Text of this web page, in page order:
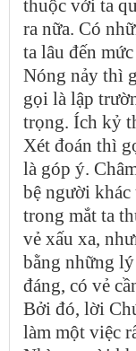
thuộc với ta
ra nữa. Có
ta lâu đến
Nóng nảy thì
gọi là lập
trọng. Ích kỷ
Xét đoán thì
là góp ý.
bệ người
trong mắt ta
vẻ xấu xa,
bằng những
đáng, có vẻ
Bởi đó, lời
làm một việc